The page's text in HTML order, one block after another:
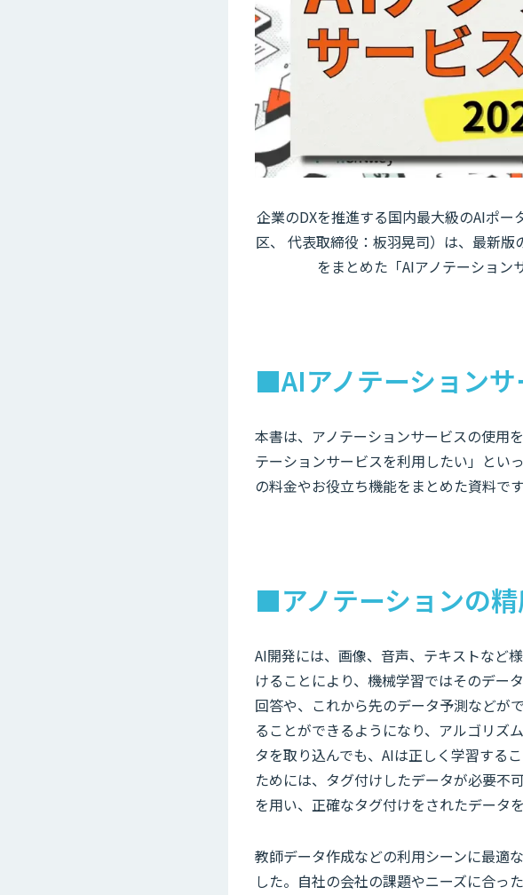
企業のDXを推進する国内最大級のAIポ
区、 代表取締役：板羽晃司）は、最新
をまとめた「AIアノテーション
■AIアノテーション
本書は、アノテーションサービスの使用
テーションサービスを利用したい」とい
の料金やお役立ち機能をまとめた資料です
■アノテーションの
AI開発には、画像、音声、テキストなど
けることにより、機械学習ではそのデー
回答や、これから先のデータ予測などが
ることができるようになり、アルゴリズ
タを取り込んでも、AIは正しく学習する
ためには、タグ付けしたデータが必要不
を用い、正確なタグ付けをされたデータ
教師データ作成などの利用シーンに最適
した。自社の会社の課題やニーズに合っ